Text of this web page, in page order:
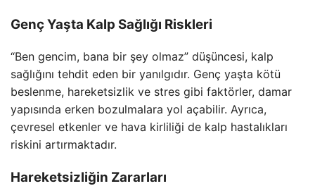
Genç Yaşta Kalp Sağlığı Riskleri
“Ben gencim, bana bir şey olmaz” düşüncesi, kalp
sağlığını tehdit eden bir yanılgıdır. Genç yaşta kötü
beslenme, hareketsizlik ve stres gibi faktörler, damar
yapısında erken bozulmalara yol açabilir. Ayrıca,
çevresel etkenler ve hava kirliliği de kalp hastalıkları
riskini artırmaktadır.
Hareketsizliğin Zararları